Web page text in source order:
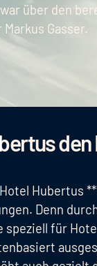
über den
Gasser.
Hubertus
Denn
für